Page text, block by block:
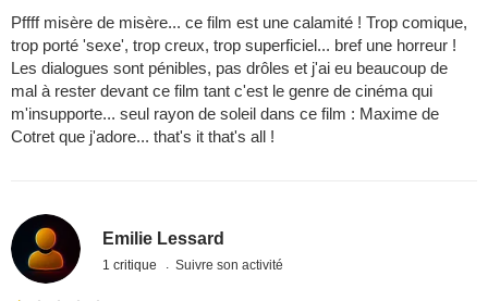
Pffff misère de misère... ce film est une calamité ! Trop comique,
trop porté 'sexe', trop creux, trop superficiel... bref une horreur !
Les dialogues sont pénibles, pas drôles et j'ai eu beaucoup de
mal à rester devant ce film tant c'est le genre de cinéma qui
m'insupporte... seul rayon de soleil dans ce film : Maxime de
Cotret que j'adore... that's it that's all !
Emilie Lessard
1 critique Suivre son activité